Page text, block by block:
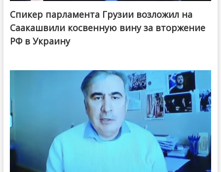
Спикер парламента Грузии возложил на
Саакашвили косвенную вину за вторжение
РФ в Украину